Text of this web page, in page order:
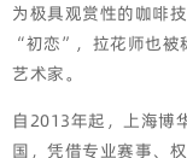
为极具观赏性的咖啡
“初恋”，拉花师也
艺术家。
自2013年起，上海博
国，凭借专业赛事、